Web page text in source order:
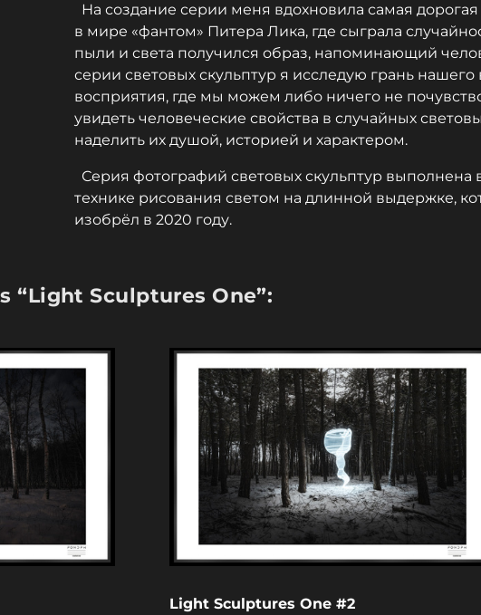
На создание серии меня вдохновила самая
в мире «фантом» Питера Лика, где сыграла
пыли и света получился образ, напоминающий
серии световых скульптур я исследую грань нашего
восприятия, где мы можем либо ничего не
увидеть человеческие свойства в случайных
наделить их душой, историей и характером.
Серия фотографий световых скульптур выполнена
технике рисования светом на длинной выдержке,
изобрёл в 2020 году.
“Light Sculptures One”:
Light Sculptures One #2